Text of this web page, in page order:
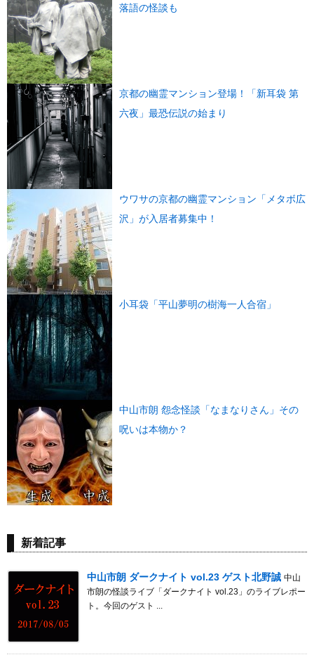
落語の怪談も
京都の幽霊マンション登場！「新耳袋 第
六夜」最恐伝説の始まり
ウワサの京都の幽霊マンション「メタボ広
沢」が入居者募集中！
小耳袋「平山夢明の樹海一人合宿」
中山市朗 怨念怪談「なまなりさん」その
呪いは本物か？
新着記事
中山市朗 ダークナイト vol.23 ゲスト北野誠 中山
市朗の怪談ライブ「ダークナイト vol.23」のライブレポー
ト。今回のゲスト ...